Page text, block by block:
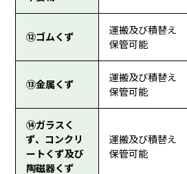
⑫ゴムくず
運搬及び積替え
保管可能
⑬金属くず
運搬及び積替え
保管可能
⑭ガラスく
ず、コンクリ
ートくず及び
陶磁器くず
運搬及び積替え
保管可能